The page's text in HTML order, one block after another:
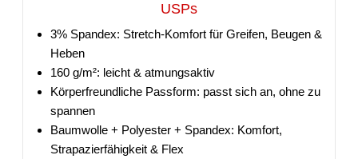
USPs
3% Spandex: Stretch-Komfort für Greifen, Beugen &
Heben
160 g/m²: leicht & atmungsaktiv
Körperfreundliche Passform: passt sich an, ohne zu
spannen
Baumwolle + Polyester + Spandex: Komfort,
Strapazierfähigkeit & Flex